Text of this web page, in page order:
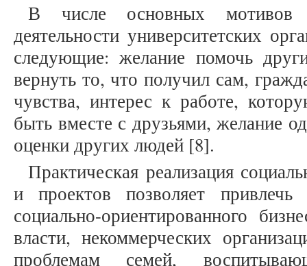
В числе основных мотивов
деятельности университетских
следующие: желание помочь
вернуть то, что получил сам,
чувства, интерес к работе,
быть вместе с друзьями, желание
оценки других людей [8].
Практическая реализация
и проектов позволяет привлечь
социально-ориентированного
власти, некоммерческих
проблемам семей,